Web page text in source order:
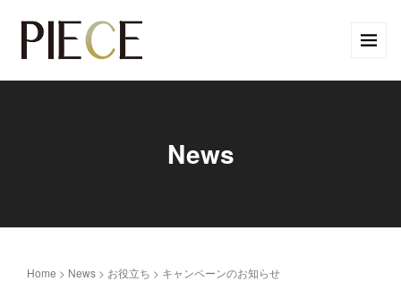
News
Home > News > お役立ち > キャンペーンのお知らせ